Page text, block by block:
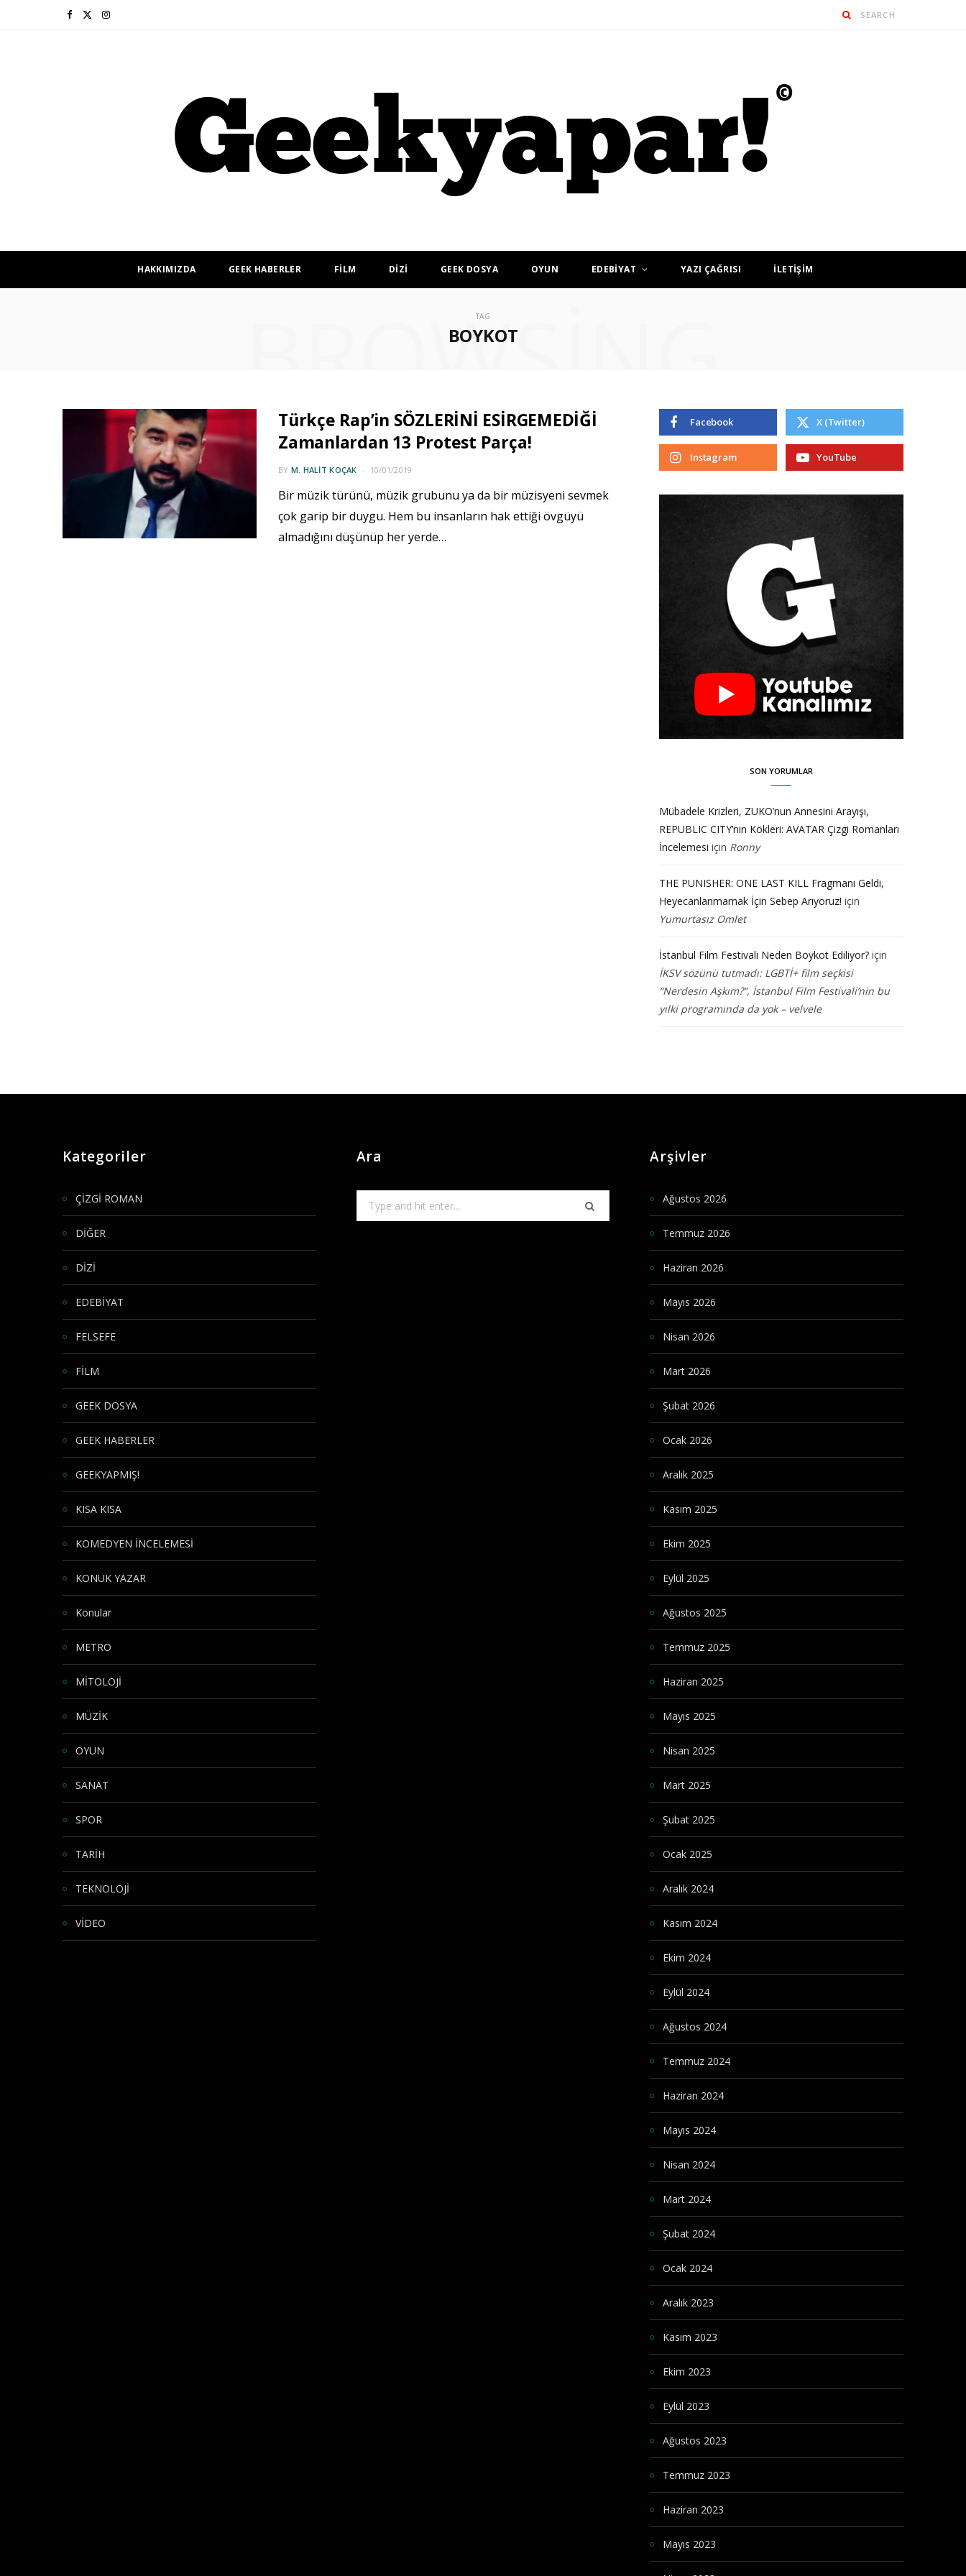
F I
HAKKIMIZDA GEEK HABERLER FİLM DİZİ GEEK DOSYA OYUN EDEBİYAT YAZI ÇAĞRISI İLETİŞİM
TAG
BOYKOT
BROWSING
Türkçe Rap’in SÖZLERİNİ ESİRGEMEDİĞİ
Zamanlardan 13 Protest Parça!
BY M. HALIT KOÇAK 10/01/2019
Bir müzik türünü, müzik grubunu ya da bir müzisyeni sevmek
çok garip bir duygu. Hem bu insanların hak ettiği övgüyü
almadığını düşünüp her yerde…
Facebook X (Twitter)
Instagram YouTube
SON YORUMLAR
Mübadele Krizleri, ZUKO’nun Annesini Arayışı,
REPUBLIC CITY’nin Kökleri: AVATAR Çizgi Romanları
İncelemesi için Ronny
THE PUNISHER: ONE LAST KILL Fragmanı Geldi,
Heyecanlanmamak İçin Sebep Arıyoruz! için
Yumurtasız Omlet
İstanbul Film Festivali Neden Boykot Ediliyor? için
İKSV sözünü tutmadı: LGBTİ+ film seçkisi
“Nerdesin Aşkım?”, İstanbul Film Festivali’nin bu
yılki programında da yok – velvele
Kategoriler
ÇİZGİ ROMAN
DİĞER
DİZİ
EDEBİYAT
FELSEFE
FİLM
GEEK DOSYA
GEEK HABERLER
GEEKYAPMIŞ!
KISA KISA
KOMEDYEN İNCELEMESİ
KONUK YAZAR
Konular
METRO
MİTOLOJİ
MÜZİK
OYUN
SANAT
SPOR
TARİH
TEKNOLOJİ
VİDEO
Ara
for:
Arşivler
Ağustos 2026
Temmuz 2026
Haziran 2026
Mayıs 2026
Nisan 2026
Mart 2026
Şubat 2026
Ocak 2026
Aralık 2025
Kasım 2025
Ekim 2025
Eylül 2025
Ağustos 2025
Temmuz 2025
Haziran 2025
Mayıs 2025
Nisan 2025
Mart 2025
Şubat 2025
Ocak 2025
Aralık 2024
Kasım 2024
Ekim 2024
Eylül 2024
Ağustos 2024
Temmuz 2024
Haziran 2024
Mayıs 2024
Nisan 2024
Mart 2024
Şubat 2024
Ocak 2024
Aralık 2023
Kasım 2023
Ekim 2023
Eylül 2023
Ağustos 2023
Temmuz 2023
Haziran 2023
Mayıs 2023